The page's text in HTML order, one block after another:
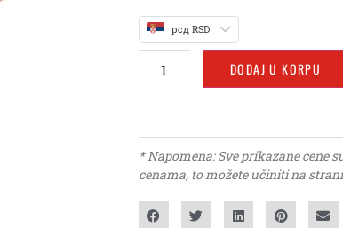
рсд RSD
DODAJ U KORPU
* Napomena: Sve prikazane cene
cenama, to možete učiniti na